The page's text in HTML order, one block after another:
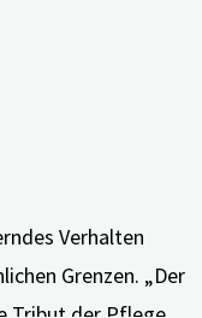
und dem
die kognitiven
Demenz wie zum
Verhalten
Grenzen. „Der